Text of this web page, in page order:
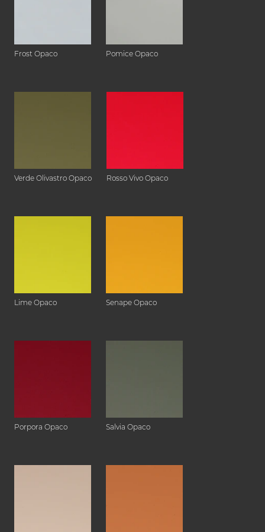
Frost Opaco Pomice Opaco
Verde Olivastro Opaco Rosso Vivo Opaco
Lime Opaco Senape Opaco
Porpora Opaco Salvia Opaco